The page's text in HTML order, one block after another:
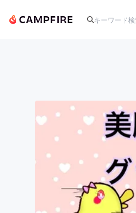
アート・写
映像・映画
ビジネス・起